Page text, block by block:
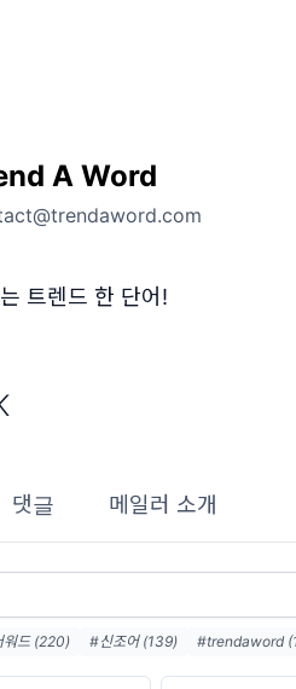
A Word
트렌드 한 단어!
댓글 메일러 소개
워드 (220) #신조어 (139) #trendaword